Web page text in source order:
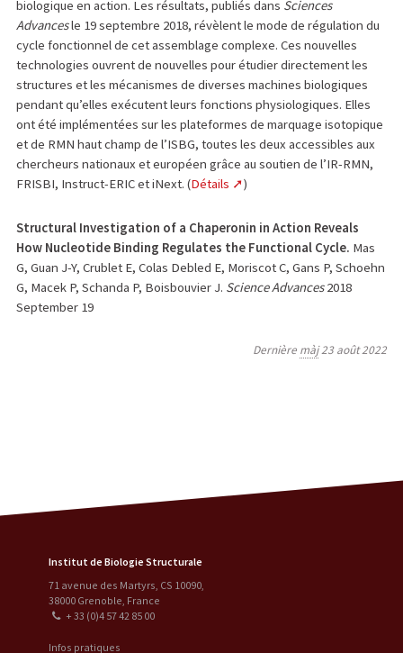
biologique en action. Les résultats, publiés dans Sciences
Advancesle 19 septembre 2018, révèlent le mode de régulation du
cycle fonctionnel de cet assemblage complexe. Ces nouvelles
technologies ouvrent de nouvelles pour étudier directement les
structures et les mécanismes de diverses machines biologiques
pendant qu’elles exécutent leurs fonctions physiologiques. Elles
ont été implémentées sur les plateformes de marquage isotopique
et de RMN haut champ de l’ISBG, toutes les deux accessibles aux
chercheurs nationaux et européen grâce au soutien de l’IR-RMN,
FRISBI, Instruct-ERIC et iNext. (Détails )
Structural Investigation of a Chaperonin in Action Reveals
How Nucleotide Binding Regulates the Functional Cycle. Mas
G, Guan J-Y, Crublet E, Colas Debled E, Moriscot C, Gans P, Schoehn
G, Macek P, Schanda P, Boisbouvier J. Science Advances2018
September 19
Dernière màj23 août 2022
Institut de Biologie Structurale
71 avenue des Martyrs, CS 10090,
38000 Grenoble, France
+ 33 (0)4 57 42 85 00
Infos pratiques